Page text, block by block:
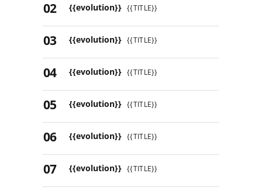
{{evolution}} {{TITLE}}
{{evolution}} {{TITLE}}
{{evolution}} {{TITLE}}
{{evolution}} {{TITLE}}
{{evolution}} {{TITLE}}
{{evolution}} {{TITLE}}